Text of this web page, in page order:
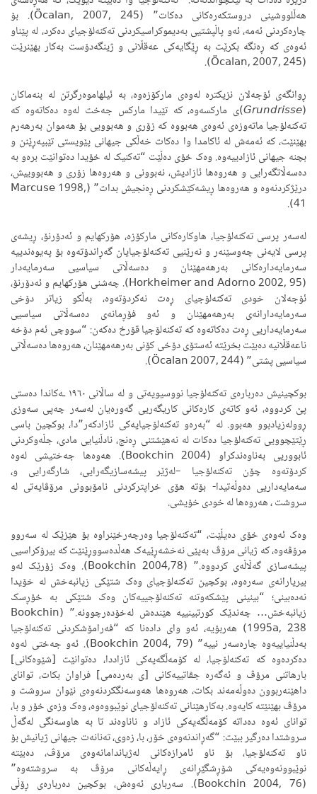
هەڵلووشینی دروستکەرەکانی دەکات” (Öcalan, 2007, 245). بۆ
چارەکردنی ئەمە، ئەو پاڵپشتیی بەدیموکراسیکردنی تەکنەلۆجیای دەکرد، لە پێناو
ئەوەی کە ڕەنگە بکرێت بە ڕێگایەکی عەقڵانی و ژینگەدۆست بەکار بهێنرێت
(Öcalan, 2007, 245).
ڕوانگەی ئۆجەلان نزیکترە لەوەی مارکۆزەوە، بە ئیلهاموەرگرتن لە بنەماکان
(
Grundrisse)ی مارکسەوە، کە تێیدا مارکس جەخت لەوە دەکاتەوە کە
تەکنەلۆجیا ماتەوزەی ئەوەی هەبووە کە زۆری و هەبوویی بۆ هەموان بەرهەرم
بهێنێت، کە ئەمەش لە ئاکامدا وا دەکات خەڵکی جیهانی پێویستی تێبپەڕێنن و
بچنە جیهانی ئازادییەوە. وەک خۆی دەڵێت “تەکنیک لە خۆیدا دەتوانێت برەو بە
دەسەڵاتگەرایی و هەروەها ئازادیش، نەبوونی و هەروەها زۆری و هەبووییش،
درێژکردنەوە و هەروەها ڕیشەکێشکردنی ڕەنجیش بدات” (Marcuse 1998,
41).
لەسەر پرسی تەکنەلۆجیا، هاوکارەکانی مارکۆزە، هۆرکهایم و ئەدۆرنۆ، ڕیشەی
پرسی لایەنی چەوسێنەر و نەرێنیی تەکنەلۆجیایان گەڕاندۆتەوە بۆ پەیوەندییە
سەرمایەدارەکانی بەرهەمهێنان و دەسەڵاتی سیاسیی سەرمایەدار
(Horkheimer and Adorno 2002, 95). چەشنی هۆرکهایم و ئەدۆرنۆ،
ئۆجەلان خودی تەکنەلۆجیای ڕەت نەکردۆتەوە، بەڵکو زیاتر دۆخی
سەرمایەدارانەی بەرهەمهێنان و ئەو فۆڕمانەی دەسەڵاتی سیاسیی
سەرمایەداریی ڕەت دەکاتەوە کە تەکنەلۆجیا قۆرخ دەکەن: “سووچی ئەم دۆخە
ناعەقڵانیە دەبێت بخرێتە ئەستۆی دۆخی کۆنی بەرهەمهێنان، هەروەها دەسەڵاتی
سیاسیی پشتی” (Öcalan 2007, 244).
بوکچینیش دەربارەی تەکنەلۆجیا نووسیویەتی و لە ساڵانی ١٩٦٠ ـەکاندا دەستی
پێ کردووە، ئەو کاتەی کارەکانی کاریگەریی گەورەیان لەسەر چەپی سەوزی
ڕوولەزیادبوو هەبوو. لە “بەرەو تەکنەلۆجیایەکی ئازادکەر”دا، بوکچین باسی
ڕێتێچوویی تەکنەلۆجیا دەکات لە نەهێشتنی ڕەنج، نادڵنیایی مادی، جڵەوکردنی
ئابووریی بەناوەندکراو (Bookchin 2004). هەوەها جەختیشی لەوە
کردۆتەوە چۆن تەکنەلۆجیا –لەژێر پیشەسازیگەرایی، شارگەرایی و،
سەمایەداریی دەوڵەتیدا- بۆتە هۆی خراپترکردنی نامۆبوونی مرۆڤایەتی لە
سروشت ، هەروەها لە خودی خۆیشی.
وەک ئەوەی خۆی دەیڵێت، “تەکنەلۆجیا وەرچەرخێنراوە بۆ هێزێک لە سەروو
مرۆڤەوە، کە ژیانی مرۆڤ بەپێی نەخشەڕێیەک هەڵدەسووڕێنێت کە بیرۆکراسیی
پیشەسازی گەڵاڵەی کردووە.” (Bookchin 2004,78). وەک زۆرێک لەو
بیریارانەی سەرەوە، بوکچین تەکنەلۆجیای وەک شتێکی زیانبەخش لە خۆیدا
نەدەبینی؛ “بینینی پێشکەوتنە تەکنەلۆجییەکان وەک شتێکی بە خۆڕسک
زیانبەخش… چەندێک کورتبینییە هێندەش لەخۆدەرچوونە.” (Bookchin
1995a, 238) هەربۆیە، ئەو وای دادەنا کە “فەرامۆشکردنی تەکنەلۆجیا
بەدڵنیاییەوە چارەسەر نییە” (Bookchin 2004, 79). ئەو جەختی لەوە
دەکردەوە کە تەکنەلۆجیا، لە کۆمەڵگەیەکی ئازاددا، دەتوانێت [شێوەکانی]
بارهاتنی مرۆڤ و ئەگەرە جڤاتییەکانی [ی بەردەمی] فراوان بکات، توانای
داهێنەربوون دەوڵەمەند بکات، هەروەها هەوسەنگکردنەوەی نێوان سروشت و
مرۆڤ بهێنێتە کایەوە. بەکارهێنانی تەکنەلۆجیای نوێبووەوە، وەک وزەی خۆر و با،
توانای ئەوە دەداتە کۆمەڵگەیەکی ئازاد و ناناوەند تا بە هاوسەنگی لەگەڵ
سروشتدا دەرگیر ببێت: “گەڕاندنەوەی خۆر، با، زەوی، تەنانەت جیهانی ژیانیش بۆ
ناو تەکنەلۆجیا، بۆ ناو ئامرازەکانی لەژیاندامانەوەی مرۆڤ، دەبێتە
نوێبوونەوەیەکی شۆڕشگێڕانەی ڕایەڵەکانی مرۆڤ بە سروشتەوە”
(Bookchin 2004, 76). سەرباری ئەوەش، بوکچین دەربارەی ڕۆڵی